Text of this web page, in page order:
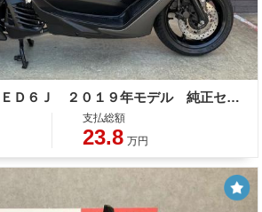
ヤマハ ＮＭＡＸ ＳＥＤ６Ｊ ２０１９年モデル 純正セキュリティー ＡＢＳ サイドスタンド センタースタンド スペアキー
支払総額
23.8 万円